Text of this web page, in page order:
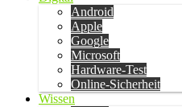
Android
Apple
Google
Microsoft
Hardware-Test
Online-Sicherheit
Wissen